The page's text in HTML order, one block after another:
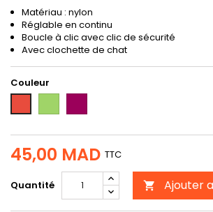
Matériau : nylon
Réglable en continu
Boucle à clic avec clic de sécurité
Avec clochette de chat
Couleur
45,00 MAD TTC
Quantité  Ajouter